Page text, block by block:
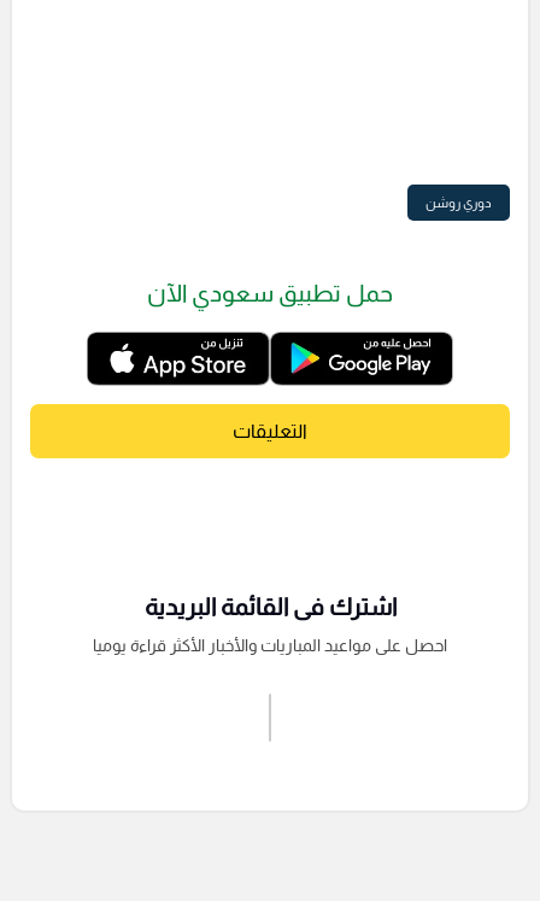
دوري روشن
حمل تطبيق سعودي الآن
التعليقات
اشترك فى القائمة البريدية
احصل على مواعيد المباريات والأخبار الأكثر قراءة يوميا